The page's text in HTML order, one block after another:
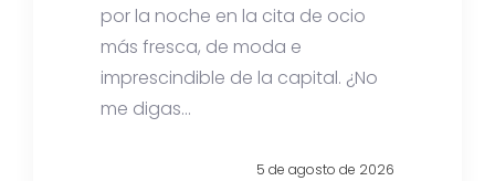
por la noche en la cita de ocio
más fresca, de moda e
imprescindible de la capital. ¿No
me digas...
5 de agosto de 2026